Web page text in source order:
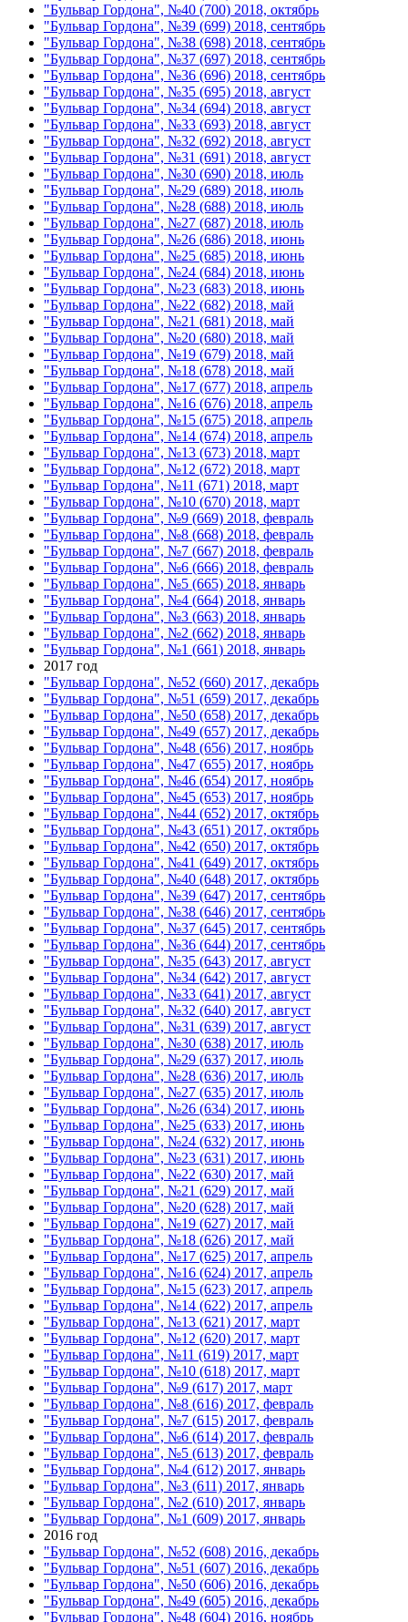
"Бульвар Гордона", №40 (700) 2018, октябрь
"Бульвар Гордона", №39 (699) 2018, сентябрь
"Бульвар Гордона", №38 (698) 2018, сентябрь
"Бульвар Гордона", №37 (697) 2018, сентябрь
"Бульвар Гордона", №36 (696) 2018, сентябрь
"Бульвар Гордона", №35 (695) 2018, август
"Бульвар Гордона", №34 (694) 2018, август
"Бульвар Гордона", №33 (693) 2018, август
"Бульвар Гордона", №32 (692) 2018, август
"Бульвар Гордона", №31 (691) 2018, август
"Бульвар Гордона", №30 (690) 2018, июль
"Бульвар Гордона", №29 (689) 2018, июль
"Бульвар Гордона", №28 (688) 2018, июль
"Бульвар Гордона", №27 (687) 2018, июль
"Бульвар Гордона", №26 (686) 2018, июнь
"Бульвар Гордона", №25 (685) 2018, июнь
"Бульвар Гордона", №24 (684) 2018, июнь
"Бульвар Гордона", №23 (683) 2018, июнь
"Бульвар Гордона", №22 (682) 2018, май
"Бульвар Гордона", №21 (681) 2018, май
"Бульвар Гордона", №20 (680) 2018, май
"Бульвар Гордона", №19 (679) 2018, май
"Бульвар Гордона", №18 (678) 2018, май
"Бульвар Гордона", №17 (677) 2018, апрель
"Бульвар Гордона", №16 (676) 2018, апрель
"Бульвар Гордона", №15 (675) 2018, апрель
"Бульвар Гордона", №14 (674) 2018, апрель
"Бульвар Гордона", №13 (673) 2018, март
"Бульвар Гордона", №12 (672) 2018, март
"Бульвар Гордона", №11 (671) 2018, март
"Бульвар Гордона", №10 (670) 2018, март
"Бульвар Гордона", №9 (669) 2018, февраль
"Бульвар Гордона", №8 (668) 2018, февраль
"Бульвар Гордона", №7 (667) 2018, февраль
"Бульвар Гордона", №6 (666) 2018, февраль
"Бульвар Гордона", №5 (665) 2018, январь
"Бульвар Гордона", №4 (664) 2018, январь
"Бульвар Гордона", №3 (663) 2018, январь
"Бульвар Гордона", №2 (662) 2018, январь
"Бульвар Гордона", №1 (661) 2018, январь
2017 год
"Бульвар Гордона", №52 (660) 2017, декабрь
"Бульвар Гордона", №51 (659) 2017, декабрь
"Бульвар Гордона", №50 (658) 2017, декабрь
"Бульвар Гордона", №49 (657) 2017, декабрь
"Бульвар Гордона", №48 (656) 2017, ноябрь
"Бульвар Гордона", №47 (655) 2017, ноябрь
"Бульвар Гордона", №46 (654) 2017, ноябрь
"Бульвар Гордона", №45 (653) 2017, ноябрь
"Бульвар Гордона", №44 (652) 2017, октябрь
"Бульвар Гордона", №43 (651) 2017, октябрь
"Бульвар Гордона", №42 (650) 2017, октябрь
"Бульвар Гордона", №41 (649) 2017, октябрь
"Бульвар Гордона", №40 (648) 2017, октябрь
"Бульвар Гордона", №39 (647) 2017, сентябрь
"Бульвар Гордона", №38 (646) 2017, сентябрь
"Бульвар Гордона", №37 (645) 2017, сентябрь
"Бульвар Гордона", №36 (644) 2017, сентябрь
"Бульвар Гордона", №35 (643) 2017, август
"Бульвар Гордона", №34 (642) 2017, август
"Бульвар Гордона", №33 (641) 2017, август
"Бульвар Гордона", №32 (640) 2017, август
"Бульвар Гордона", №31 (639) 2017, август
"Бульвар Гордона", №30 (638) 2017, июль
"Бульвар Гордона", №29 (637) 2017, июль
"Бульвар Гордона", №28 (636) 2017, июль
"Бульвар Гордона", №27 (635) 2017, июль
"Бульвар Гордона", №26 (634) 2017, июнь
"Бульвар Гордона", №25 (633) 2017, июнь
"Бульвар Гордона", №24 (632) 2017, июнь
"Бульвар Гордона", №23 (631) 2017, июнь
"Бульвар Гордона", №22 (630) 2017, май
"Бульвар Гордона", №21 (629) 2017, май
"Бульвар Гордона", №20 (628) 2017, май
"Бульвар Гордона", №19 (627) 2017, май
"Бульвар Гордона", №18 (626) 2017, май
"Бульвар Гордона", №17 (625) 2017, апрель
"Бульвар Гордона", №16 (624) 2017, апрель
"Бульвар Гордона", №15 (623) 2017, апрель
"Бульвар Гордона", №14 (622) 2017, апрель
"Бульвар Гордона", №13 (621) 2017, март
"Бульвар Гордона", №12 (620) 2017, март
"Бульвар Гордона", №11 (619) 2017, март
"Бульвар Гордона", №10 (618) 2017, март
"Бульвар Гордона", №9 (617) 2017, март
"Бульвар Гордона", №8 (616) 2017, февраль
"Бульвар Гордона", №7 (615) 2017, февраль
"Бульвар Гордона", №6 (614) 2017, февраль
"Бульвар Гордона", №5 (613) 2017, февраль
"Бульвар Гордона", №4 (612) 2017, январь
"Бульвар Гордона", №3 (611) 2017, январь
"Бульвар Гордона", №2 (610) 2017, январь
"Бульвар Гордона", №1 (609) 2017, январь
2016 год
"Бульвар Гордона", №52 (608) 2016, декабрь
"Бульвар Гордона", №51 (607) 2016, декабрь
"Бульвар Гордона", №50 (606) 2016, декабрь
"Бульвар Гордона", №49 (605) 2016, декабрь
"Бульвар Гордона", №48 (604) 2016, ноябрь